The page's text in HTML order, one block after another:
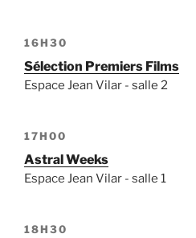
16H30
Sélection Premiers Films
Espace Jean Vilar - salle 2
17H00
Astral Weeks
Espace Jean Vilar - salle 1
18H30